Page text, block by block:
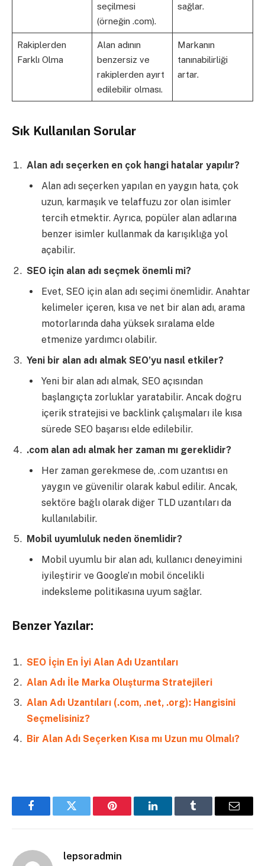
seçilmesi
(örneğin .com).
sağlar.
Rakiplerden
Farklı Olma
Alan adının
benzersiz ve
rakiplerden ayırt
edilebilir olması.
Markanın
tanınabilirliği
artar.
Sık Kullanılan Sorular
Alan adı seçerken en çok hangi hatalar yapılır?
Alan adı seçerken yapılan en yaygın hata, çok
uzun, karmaşık ve telaffuzu zor olan isimler
tercih etmektir. Ayrıca, popüler alan adlarına
benzer isimler kullanmak da karışıklığa yol
açabilir.
SEO için alan adı seçmek önemli mi?
Evet, SEO için alan adı seçimi önemlidir. Anahtar
kelimeler içeren, kısa ve net bir alan adı, arama
motorlarında daha yüksek sıralama elde
etmenize yardımcı olabilir.
Yeni bir alan adı almak SEO’yu nasıl etkiler?
Yeni bir alan adı almak, SEO açısından
başlangıçta zorluklar yaratabilir. Ancak doğru
içerik stratejisi ve backlink çalışmaları ile kısa
sürede SEO başarısı elde edilebilir.
.com alan adı almak her zaman mı gereklidir?
Her zaman gerekmese de, .com uzantısı en
yaygın ve güvenilir olarak kabul edilir. Ancak,
sektöre bağlı olarak diğer TLD uzantıları da
kullanılabilir.
Mobil uyumluluk neden önemlidir?
Mobil uyumlu bir alan adı, kullanıcı deneyimini
iyileştirir ve Google’ın mobil öncelikli
indeksleme politikasına uyum sağlar.
Benzer Yazılar:
SEO İçin En İyi Alan Adı Uzantıları
Alan Adı İle Marka Oluşturma Stratejileri
Alan Adı Uzantıları (.com, .net, .org): Hangisini
Seçmelisiniz?
Bir Alan Adı Seçerken Kısa mı Uzun mu Olmalı?
FacebookTwitter Pinterest LinkedInTumblr Email
lepsoradmin